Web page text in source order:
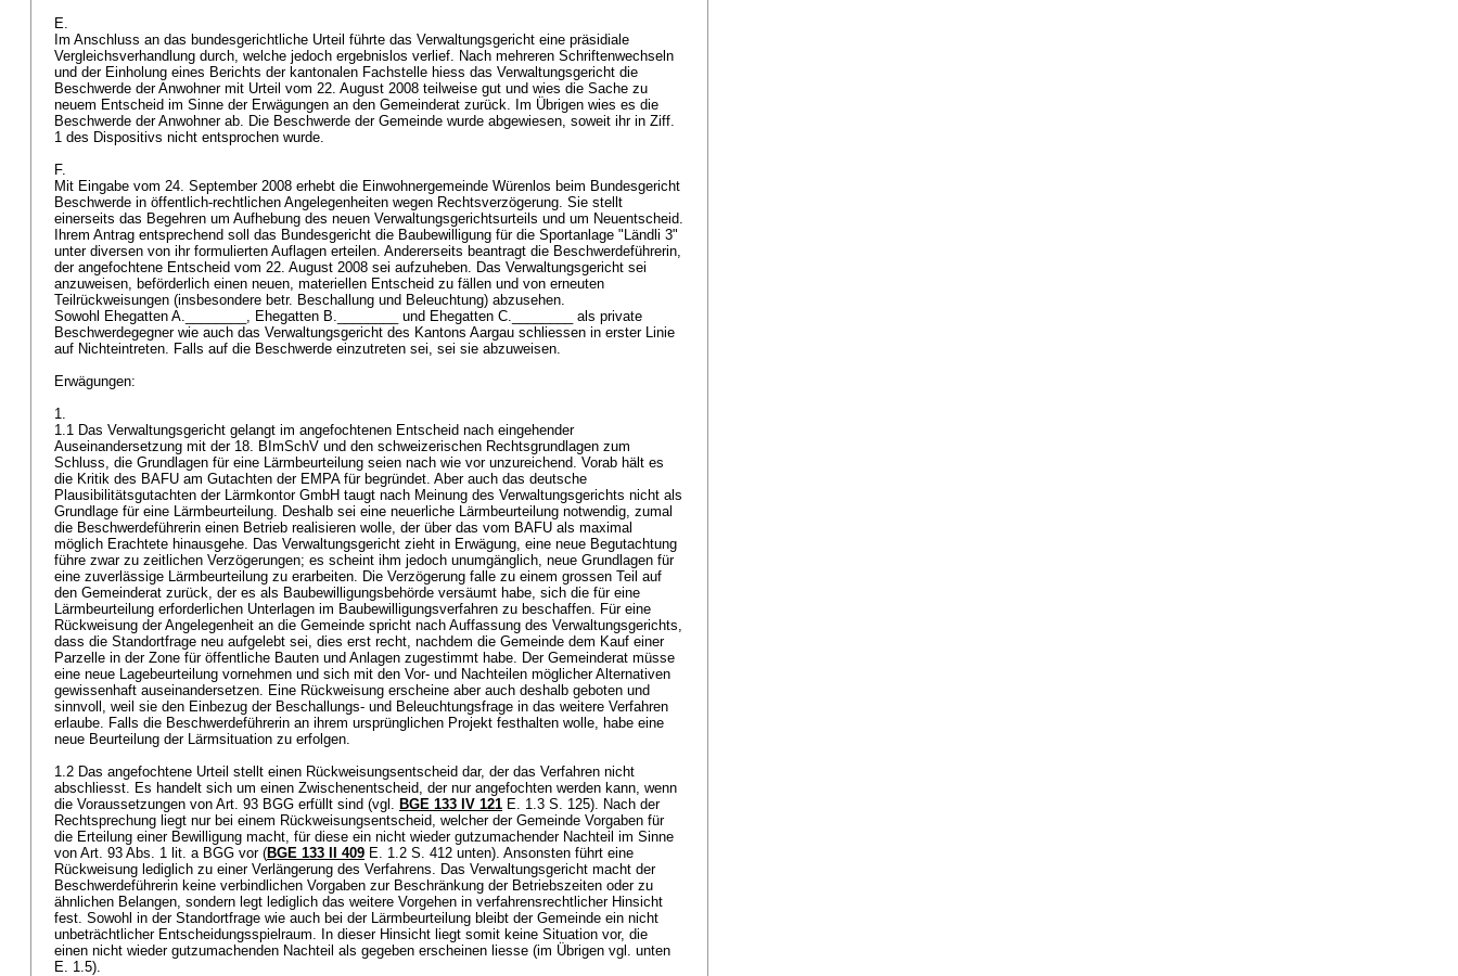
E.
Im Anschluss an das bundesgerichtliche Urteil führte das Verwaltungsgericht eine präsidiale
Vergleichsverhandlung durch, welche jedoch ergebnislos verlief. Nach mehreren Schriftenwechseln
und der Einholung eines Berichts der kantonalen Fachstelle hiess das Verwaltungsgericht die
Beschwerde der Anwohner mit Urteil vom 22. August 2008 teilweise gut und wies die Sache zu
neuem Entscheid im Sinne der Erwägungen an den Gemeinderat zurück. Im Übrigen wies es die
Beschwerde der Anwohner ab. Die Beschwerde der Gemeinde wurde abgewiesen, soweit ihr in Ziff.
1 des Dispositivs nicht entsprochen wurde.
F.
Mit Eingabe vom 24. September 2008 erhebt die Einwohnergemeinde Würenlos beim Bundesgericht
Beschwerde in öffentlich-rechtlichen Angelegenheiten wegen Rechtsverzögerung. Sie stellt
einerseits das Begehren um Aufhebung des neuen Verwaltungsgerichtsurteils und um Neuentscheid.
Ihrem Antrag entsprechend soll das Bundesgericht die Baubewilligung für die Sportanlage "Ländli 3"
unter diversen von ihr formulierten Auflagen erteilen. Andererseits beantragt die Beschwerdeführerin,
der angefochtene Entscheid vom 22. August 2008 sei aufzuheben. Das Verwaltungsgericht sei
anzuweisen, beförderlich einen neuen, materiellen Entscheid zu fällen und von erneuten
Teilrückweisungen (insbesondere betr. Beschallung und Beleuchtung) abzusehen.
Sowohl Ehegatten A.________, Ehegatten B.________ und Ehegatten C.________ als private
Beschwerdegegner wie auch das Verwaltungsgericht des Kantons Aargau schliessen in erster Linie
auf Nichteintreten. Falls auf die Beschwerde einzutreten sei, sei sie abzuweisen.
Erwägungen:
1.
1.1 Das Verwaltungsgericht gelangt im angefochtenen Entscheid nach eingehender
Auseinandersetzung mit der 18. BImSchV und den schweizerischen Rechtsgrundlagen zum
Schluss, die Grundlagen für eine Lärmbeurteilung seien nach wie vor unzureichend. Vorab hält es
die Kritik des BAFU am Gutachten der EMPA für begründet. Aber auch das deutsche
Plausibilitätsgutachten der Lärmkontor GmbH taugt nach Meinung des Verwaltungsgerichts nicht als
Grundlage für eine Lärmbeurteilung. Deshalb sei eine neuerliche Lärmbeurteilung notwendig, zumal
die Beschwerdeführerin einen Betrieb realisieren wolle, der über das vom BAFU als maximal
möglich Erachtete hinausgehe. Das Verwaltungsgericht zieht in Erwägung, eine neue Begutachtung
führe zwar zu zeitlichen Verzögerungen; es scheint ihm jedoch unumgänglich, neue Grundlagen für
eine zuverlässige Lärmbeurteilung zu erarbeiten. Die Verzögerung falle zu einem grossen Teil auf
den Gemeinderat zurück, der es als Baubewilligungsbehörde versäumt habe, sich die für eine
Lärmbeurteilung erforderlichen Unterlagen im Baubewilligungsverfahren zu beschaffen. Für eine
Rückweisung der Angelegenheit an die Gemeinde spricht nach Auffassung des Verwaltungsgerichts,
dass die Standortfrage neu aufgelebt sei, dies erst recht, nachdem die Gemeinde dem Kauf einer
Parzelle in der Zone für öffentliche Bauten und Anlagen zugestimmt habe. Der Gemeinderat müsse
eine neue Lagebeurteilung vornehmen und sich mit den Vor- und Nachteilen möglicher Alternativen
gewissenhaft auseinandersetzen. Eine Rückweisung erscheine aber auch deshalb geboten und
sinnvoll, weil sie den Einbezug der Beschallungs- und Beleuchtungsfrage in das weitere Verfahren
erlaube. Falls die Beschwerdeführerin an ihrem ursprünglichen Projekt festhalten wolle, habe eine
neue Beurteilung der Lärmsituation zu erfolgen.
1.2 Das angefochtene Urteil stellt einen Rückweisungsentscheid dar, der das Verfahren nicht
abschliesst. Es handelt sich um einen Zwischenentscheid, der nur angefochten werden kann, wenn
die Voraussetzungen von Art. 93 BGG erfüllt sind (vgl. BGE 133 IV 121 E. 1.3 S. 125). Nach der
Rechtsprechung liegt nur bei einem Rückweisungsentscheid, welcher der Gemeinde Vorgaben für
die Erteilung einer Bewilligung macht, für diese ein nicht wieder gutzumachender Nachteil im Sinne
von Art. 93 Abs. 1 lit. a BGG vor (BGE 133 II 409 E. 1.2 S. 412 unten). Ansonsten führt eine
Rückweisung lediglich zu einer Verlängerung des Verfahrens. Das Verwaltungsgericht macht der
Beschwerdeführerin keine verbindlichen Vorgaben zur Beschränkung der Betriebszeiten oder zu
ähnlichen Belangen, sondern legt lediglich das weitere Vorgehen in verfahrensrechtlicher Hinsicht
fest. Sowohl in der Standortfrage wie auch bei der Lärmbeurteilung bleibt der Gemeinde ein nicht
unbeträchtlicher Entscheidungsspielraum. In dieser Hinsicht liegt somit keine Situation vor, die
einen nicht wieder gutzumachenden Nachteil als gegeben erscheinen liesse (im Übrigen vgl. unten
E. 1.5).